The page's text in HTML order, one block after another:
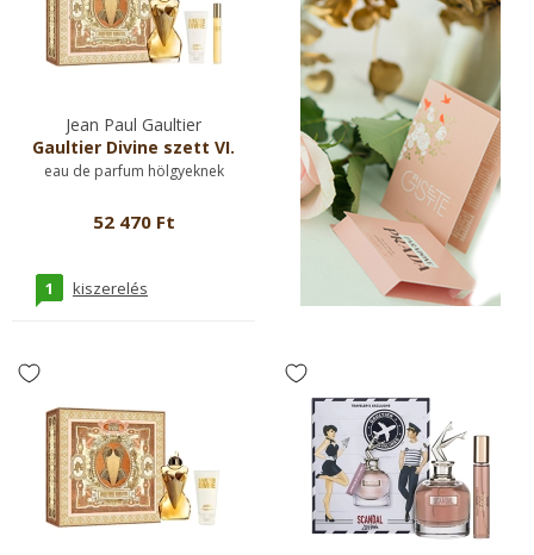
Jean Paul Gaultier
Gaultier Divine szett VI.
eau de parfum hölgyeknek
52 470 Ft
1 kiszerelés